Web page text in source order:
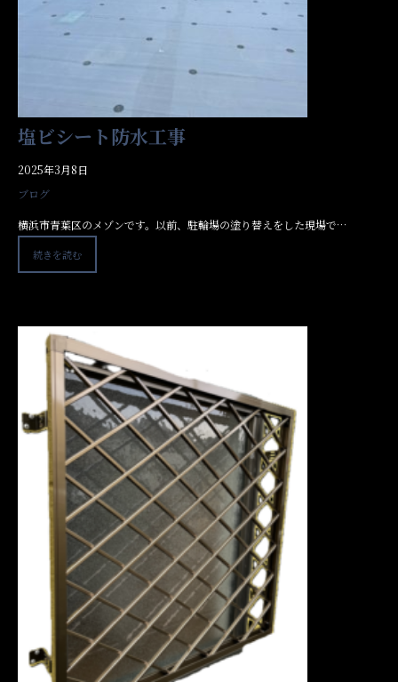
塩ビシート防水工事
2025年3月8日
ブログ
横浜市青葉区のメゾンです。以前、駐輪場の塗り替えをした現場で…
続きを読む